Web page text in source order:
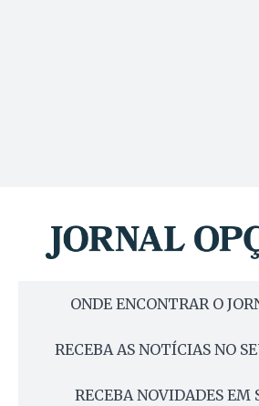
ONDE ENCONTRAR O
RECEBA AS NOTÍCIAS NO
RECEBA NOVIDADES EM